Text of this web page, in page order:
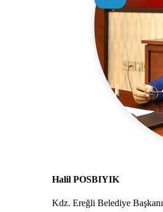
Halil POSBIYIK
Kdz. Ereğli Belediye Başkanı